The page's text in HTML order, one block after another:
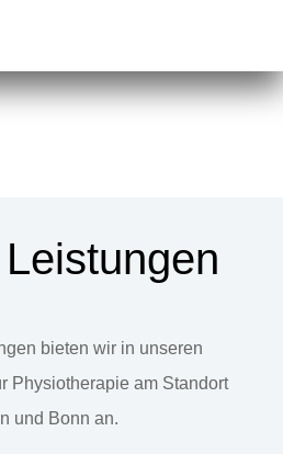
bieten wir in unseren
Physiotherapie am Standort
und Bonn an.